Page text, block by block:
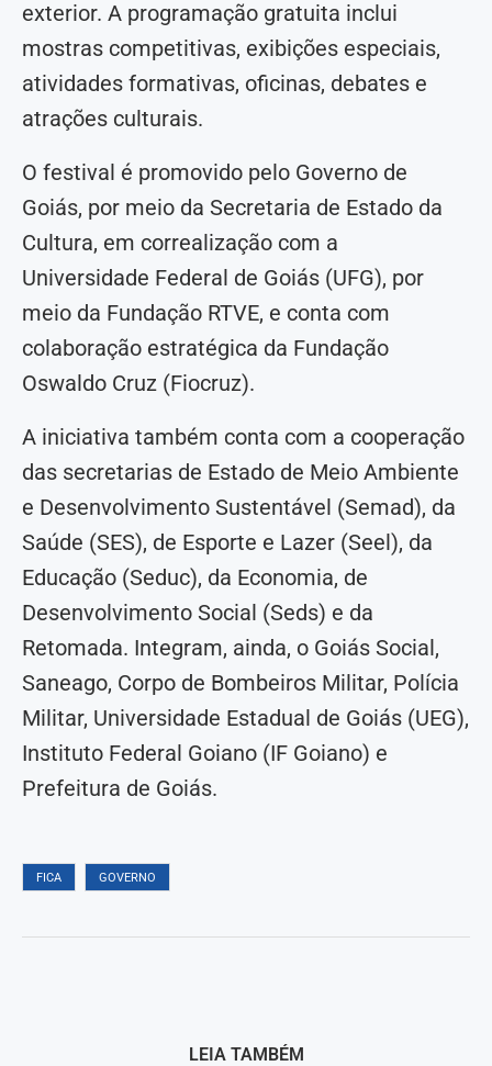
exterior. A programação gratuita inclui
mostras competitivas, exibições especiais,
atividades formativas, oficinas, debates e
atrações culturais.
O festival é promovido pelo Governo de
Goiás, por meio da Secretaria de Estado da
Cultura, em correalização com a
Universidade Federal de Goiás (UFG), por
meio da Fundação RTVE, e conta com
colaboração estratégica da Fundação
Oswaldo Cruz (Fiocruz).
A iniciativa também conta com a cooperação
das secretarias de Estado de Meio Ambiente
e Desenvolvimento Sustentável (Semad), da
Saúde (SES), de Esporte e Lazer (Seel), da
Educação (Seduc), da Economia, de
Desenvolvimento Social (Seds) e da
Retomada. Integram, ainda, o Goiás Social,
Saneago, Corpo de Bombeiros Militar, Polícia
Militar, Universidade Estadual de Goiás (UEG),
Instituto Federal Goiano (IF Goiano) e
Prefeitura de Goiás.
FICA GOVERNO
LEIA TAMBÉM